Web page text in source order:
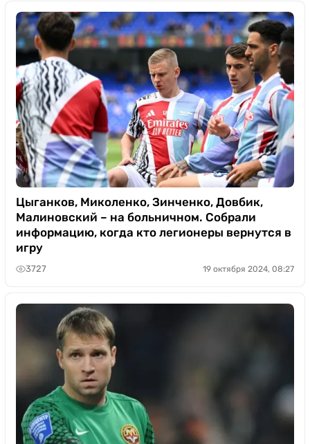
Цыганков, Миколенко, Зинченко, Довбик,
Малиновский – на больничном. Собрали
информацию, когда кто легионеры вернутся в
игру
3727 19 октября 2024, 08:27